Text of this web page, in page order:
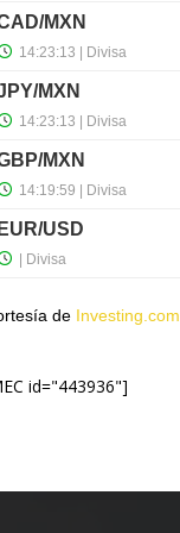
de Investing.com
id="443936"]